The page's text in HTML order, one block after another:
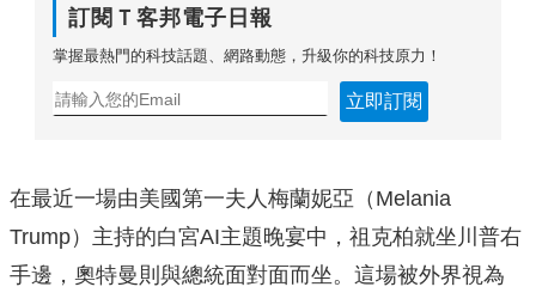
訂閱Ｔ客邦電子日報
掌握最熱門的科技話題、網路動態，升級你的科技原力！
立即訂閱
在最近一場由美國第一夫人梅蘭妮亞（Melania
Trump）主持的白宮AI主題晚宴中，祖克柏就坐川普右
手邊，奧特曼則與總統面對面而坐。這場被外界視為